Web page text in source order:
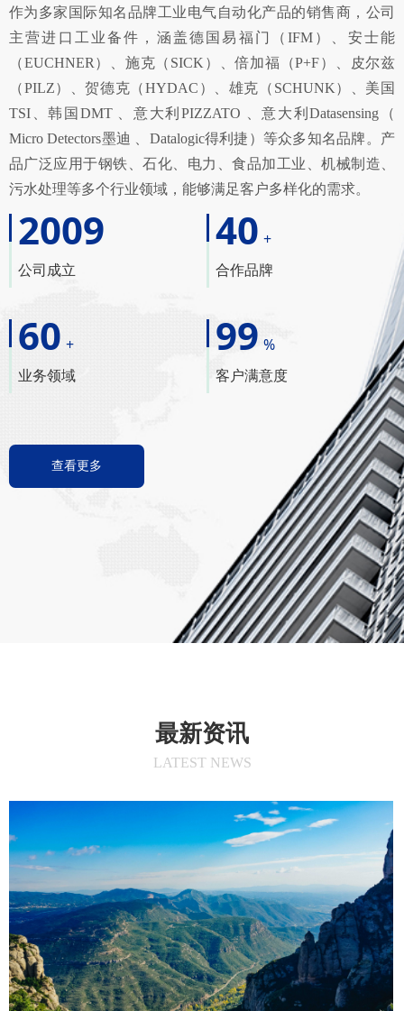
作为多家国际知名品牌工业电气自动化产品的销售商，公司
主营进口工业备件，涵盖德国易福门（IFM）、安士能
（EUCHNER）、施克（SICK）、倍加福（P+F）、皮尔兹
（PILZ）、贺德克（HYDAC）、雄克（SCHUNK）、美国
TSI、韩国DMT 、意大利PIZZATO 、意大利Datasensing（
Micro Detectors墨迪 、Datalogic得利捷）等众多知名品牌。产
品广泛应用于钢铁、石化、电力、食品加工业、机械制造、
污水处理等多个行业领域，能够满足客户多样化的需求。
2009
公司成立
40 +
合作品牌
60 +
业务领域
99 %
客户满意度
查看更多
最新资讯
LATEST NEWS